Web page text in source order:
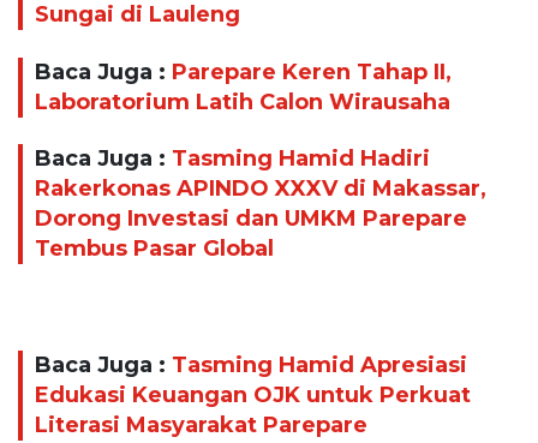
Sungai di Lauleng
Baca Juga : Parepare Keren Tahap II,
Laboratorium Latih Calon Wirausaha
Baca Juga : Tasming Hamid Hadiri
Rakerkonas APINDO XXXV di Makassar,
Dorong Investasi dan UMKM Parepare
Tembus Pasar Global
Baca Juga : Tasming Hamid Apresiasi
Edukasi Keuangan OJK untuk Perkuat
Literasi Masyarakat Parepare